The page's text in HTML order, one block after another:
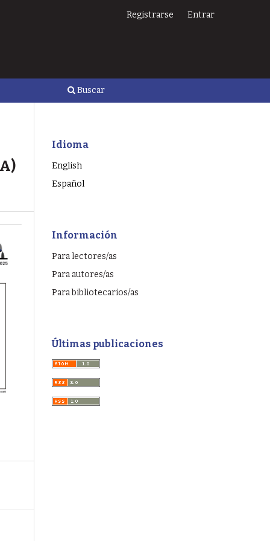
Buscar
Registrarse Entrar
Idioma
English
Español
Información
Para lectores/as
Para autores/as
Para bibliotecarios/as
Últimas publicaciones